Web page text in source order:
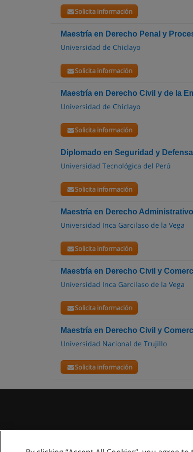
Solicita información
Maestría en Derecho Penal y
Universidad de Chiclayo
Solicita información
Maestría en Derecho Civil y de la
Universidad de Chiclayo
Solicita información
Diplomado en Seguridad y
Universidad Tecnológica del Perú
Solicita información
Maestría en Derecho Administrativo
Universidad Inca Garcilaso de la Vega
Solicita información
Maestría en Derecho Civil y
Universidad Inca Garcilaso de la Vega
Solicita información
Maestría en Derecho Civil y
Universidad Nacional de Trujillo
Solicita información